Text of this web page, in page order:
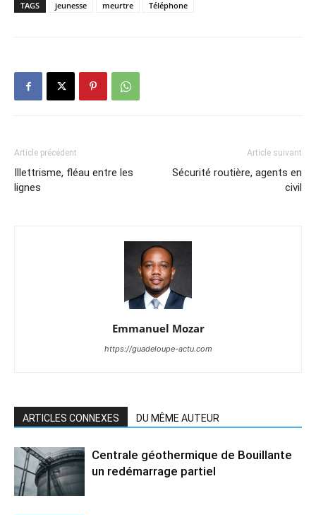
TAGS jeunesse meurtre Téléphone
Article précédent
Illettrisme, fléau entre les
lignes
Article suivant
Sécurité routière, agents en
civil
Emmanuel Mozar
https://guadeloupe-actu.com
ARTICLES CONNEXES DU MÊME AUTEUR
Centrale géothermique de Bouillante
un redémarrage partiel